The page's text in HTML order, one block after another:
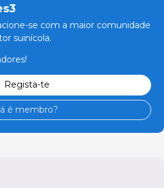
se com a maior comunidade
suinícola.
Regista-te
é membro?